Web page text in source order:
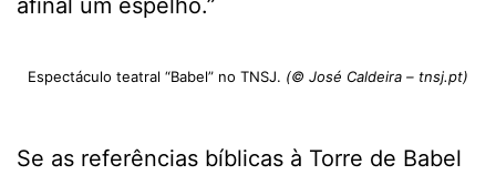
afinal um espelho.”
Espectáculo teatral “Babel” no TNSJ. (© José Caldeira – tnsj.pt)
Se as referências bíblicas à Torre de Babel